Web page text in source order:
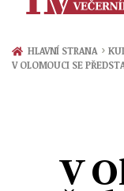
Zprávy
Ekonomika
HLAVNÍ STRANA ›
V OLOMOUCI SE
V